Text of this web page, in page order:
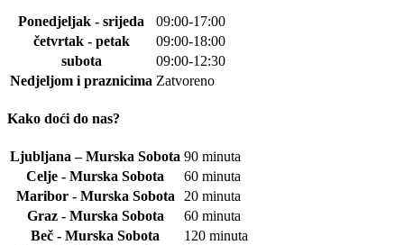
stranici
proizvoda
Ponedjeljak - srijeda
09:00-17:00
četvrtak - petak
09:00-18:00
subota
09:00-12:30
Nedjeljom i praznicima Zatvoreno
Kako doći do nas?
Ljubljana – Murska Sobota 90 minuta
Celje - Murska Sobota
60 minuta
Maribor - Murska Sobota
20 minuta
Graz - Murska Sobota
60 minuta
Beč - Murska Sobota
120 minuta